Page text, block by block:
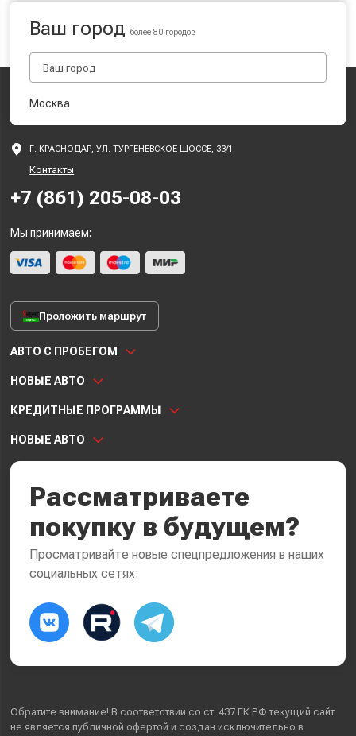
Ваш городболее 80 городов
Москва
Г. КРАСНОДАР, УЛ. ТУРГЕНЕВСКОЕ ШОССЕ, 33/1
Контакты
+7 (861) 205-08-03
Мы принимаем:
Проложить маршрут
АВТО С ПРОБЕГОМ
НОВЫЕ АВТО
КРЕДИТНЫЕ ПРОГРАММЫ
НОВЫЕ АВТО
Рассматриваете
покупку в будущем?
Просматривайте новые спецпредложения в наших
социальных сетях:
Обратите внимание! В соответствии со ст. 437 ГК РФ текущий сайт
не является публичной офертой и создан исключительно в